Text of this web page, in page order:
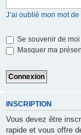
J’ai oublié mon mot de
Se souvenir de moi
Masquer ma
INSCRIPTION
Vous devez être
rapide et vous offre